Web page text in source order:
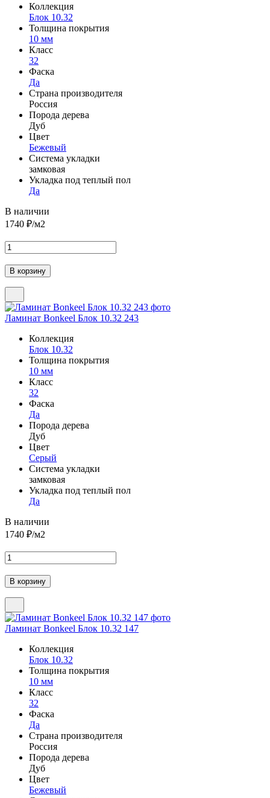
Коллекция
Блок 10.32
Толщина покрытия
10 мм
Класс
32
Фаска
Да
Страна производителя
Россия
Порода дерева
Дуб
Цвет
Бежевый
Система укладки
замковая
Укладка под теплый пол
Да
В наличии
1740 ₽/м2
Ламинат Bonkeel Блок 10.32 243
Коллекция
Блок 10.32
Толщина покрытия
10 мм
Класс
32
Фаска
Да
Порода дерева
Дуб
Цвет
Серый
Система укладки
замковая
Укладка под теплый пол
Да
В наличии
1740 ₽/м2
Ламинат Bonkeel Блок 10.32 147
Коллекция
Блок 10.32
Толщина покрытия
10 мм
Класс
32
Фаска
Да
Страна производителя
Россия
Порода дерева
Дуб
Цвет
Бежевый